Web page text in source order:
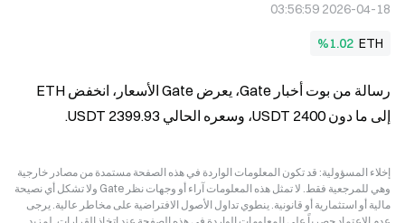
2026-04-18 03:56:59
ETH
%1.02
إلى ما دون 2400 USDT، وسعره الحالي 2399.93 USDT.
إخلاء المسؤولية: قد تكون المعلومات الواردة في هذه الصفحة مستمدة من مصادر خارجية
وهي للمرجعية فقط. لا تمثل هذه المعلومات آراء أو وجهات نظر Gate ولا تشكل أي نصيحة
مالية أو استثمارية أو قانونية. ينطوي تداول الأصول الافتراضية على مخاطر عالية. يرجى